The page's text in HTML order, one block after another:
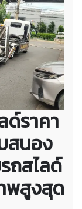
ด์ราคา
สนอง
ถสไลด์
พสูงสุด